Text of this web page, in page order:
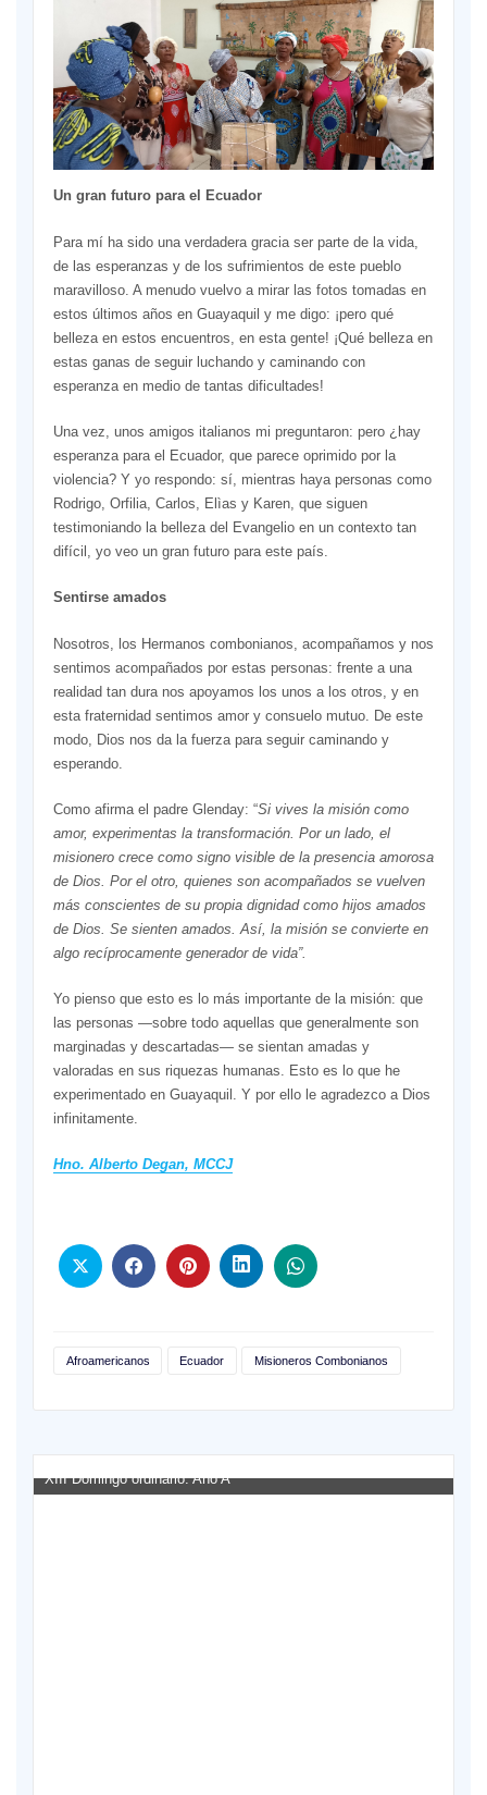
Un gran futuro para el Ecuador
Para mí ha sido una verdadera gracia ser parte de la vida,
de las esperanzas y de los sufrimientos de este pueblo
maravilloso. A menudo vuelvo a mirar las fotos tomadas en
estos últimos años en Guayaquil y me digo: ¡pero qué
belleza en estos encuentros, en esta gente! ¡Qué belleza en
estas ganas de seguir luchando y caminando con
esperanza en medio de tantas dificultades!
Una vez, unos amigos italianos mi preguntaron: pero ¿hay
esperanza para el Ecuador, que parece oprimido por la
violencia? Y yo respondo: sí, mientras haya personas como
Rodrigo, Orfilia, Carlos, Elìas y Karen, que siguen
testimoniando la belleza del Evangelio en un contexto tan
difícil, yo veo un gran futuro para este país.
Sentirse amados
Nosotros, los Hermanos combonianos, acompañamos y nos
sentimos acompañados por estas personas: frente a una
realidad tan dura nos apoyamos los unos a los otros, y en
esta fraternidad sentimos amor y consuelo mutuo. De este
modo, Dios nos da la fuerza para seguir caminando y
esperando.
Como afirma el padre Glenday: “Si vives la misión como
amor, experimentas la transformación. Por un lado, el
misionero crece como signo visible de la presencia amorosa
de Dios. Por el otro, quienes son acompañados se vuelven
más conscientes de su propia dignidad como hijos amados
de Dios. Se sienten amados. Así, la misión se convierte en
algo recíprocamente generador de vida”.
Yo pienso que esto es lo más importante de la misión: que
las personas —sobre todo aquellas que generalmente son
marginadas y descartadas— se sientan amadas y
valoradas en sus riquezas humanas. Esto es lo que he
experimentado en Guayaquil. Y por ello le agradezco a Dios
infinitamente.
Hno. Alberto Degan, MCCJ
Afroamericanos Ecuador Misioneros Combonianos
XIII Domingo ordinario. Año A